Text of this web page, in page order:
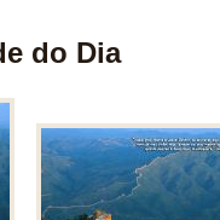
do Dia